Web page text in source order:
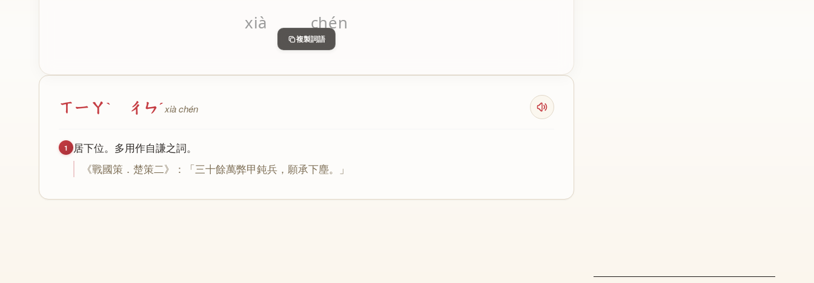
xià chén
複製詞語
ㄒㄧㄚˋ ㄔㄣˊxià chén
1 居下位。 多用作自謙之詞。
《戰國策 ． 楚策二》：「三十餘萬弊甲鈍兵 ， 願承下塵。」